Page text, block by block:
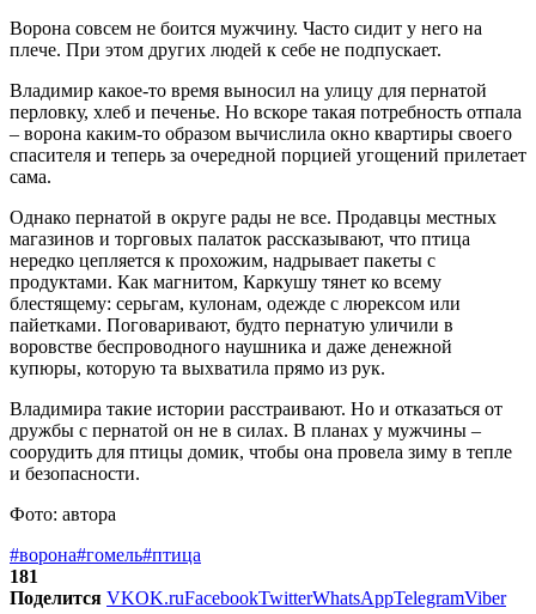
Ворона совсем не боится мужчину. Часто сидит у него на
плече. При этом других людей к себе не подпускает.
Владимир какое-то время выносил на улицу для пернатой
перловку, хлеб и печенье. Но вскоре такая потребность отпала
– ворона каким-то образом вычислила окно квартиры своего
спасителя и теперь за очередной порцией угощений прилетает
сама.
Однако пернатой в округе рады не все. Продавцы местных
магазинов и торговых палаток рассказывают, что птица
нередко цепляется к прохожим, надрывает пакеты с
продуктами. Как магнитом, Каркушу тянет ко всему
блестящему: серьгам, кулонам, одежде с люрексом или
пайетками. Поговаривают, будто пернатую уличили в
воровстве беспроводного наушника и даже денежной
купюры, которую та выхватила прямо из рук.
Владимира такие истории расстраивают. Но и отказаться от
дружбы с пернатой он не в силах. В планах у мужчины –
соорудить для птицы домик, чтобы она провела зиму в тепле
и безопасности.
Фото: автора
#ворона#гомель#птица
181
Поделится VKOK.ruFacebookTwitterWhatsAppTelegramViber